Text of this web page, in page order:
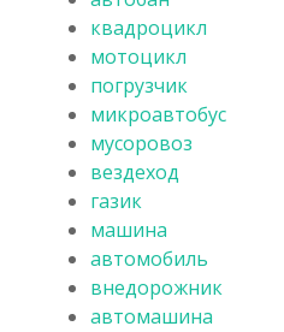
квадроцикл
мотоцикл
погрузчик
микроавтобус
мусоровоз
вездеход
газик
машина
автомобиль
внедорожник
автомашина